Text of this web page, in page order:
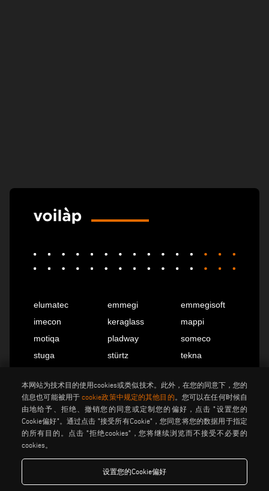
elumatec emmegi
emmegisoft
imecon
keraglass
mappi
motiqa
pladway
someco
stuga
stürtz
tekna
中国 info@tekna.it
be the change
本网站为技术目的使用cookies或类似技术。此外，在您的同意下，您的
信息也可能被用于cookie政策中规定的其他目的 。您可以在任何时候自
由地给予、拒绝、撤销您的同意或定制您的偏好，点击 "设置您的
Cookie偏好"。通过点击 "接受所有Cookie"，您同意将您的数据用于指定
的所有目的。点击 "拒绝cookies"，您将继续浏览而不接受不必要的
cookies。
设置您的Cookie偏好